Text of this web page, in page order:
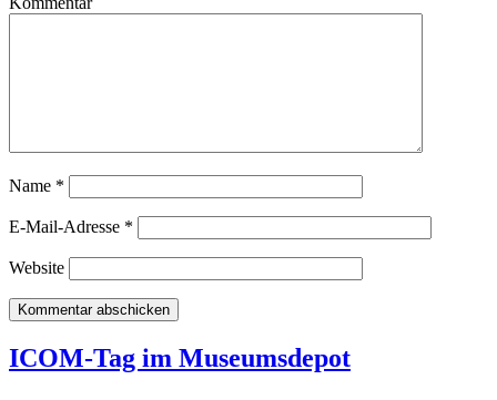
Name *
E-Mail-Adresse *
Website
ICOM-Tag im Museumsdepot